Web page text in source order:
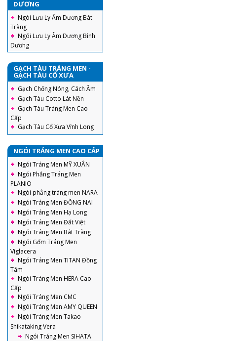
DƯƠNG
Ngói Lưu Ly Âm Dương Bát
Tràng
Ngói Lưu Ly Âm Dương Bình
Dương
GẠCH TÀU TRÁNG MEN -
GẠCH TÀU CỔ XƯA
Gạch Chống Nóng, Cách Âm
Gạch Tàu Cotto Lát Nền
Gạch Tàu Tráng Men Cao
Cấp
Gạch Tàu Cổ Xưa Vĩnh Long
NGÓI TRÁNG MEN CAO CẤP
Ngói Tráng Men MỸ XUÂN
Ngói Phẳng Tráng Men
PLANIO
Ngói phẳng tráng men NARA
Ngói Tráng Men ĐỒNG NAI
Ngói Tráng Men Hạ Long
Ngói Tráng Men Đất Việt
Ngói Tráng Men Bát Tràng
Ngói Gốm Tráng Men
Viglacera
Ngói Tráng Men TITAN Đồng
Tâm
Ngói Tráng Men HERA Cao
Cấp
Ngói Tráng Men CMC
Ngói Tráng Men AMY QUEEN
Ngói Tráng Men Takao
Shikataking Vera
Ngói Tráng Men SIHATA